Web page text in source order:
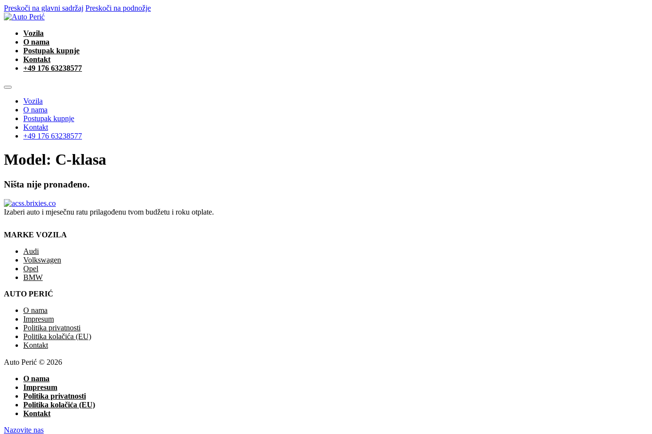
Preskoči na glavni sadržaj Preskoči na podnožje
Vozila
O nama
Postupak kupnje
Kontakt
+49 176 63238577
Vozila
O nama
Postupak kupnje
Kontakt
+49 176 63238577
Model: C-klasa
Ništa nije pronađeno.
Izaberi auto i mjesečnu ratu prilagođenu tvom budžetu i roku otplate.
MARKE VOZILA
Audi
Volkswagen
Opel
BMW
AUTO PERIĆ
O nama
Impresum
Politika privatnosti
Politika kolačića (EU)
Kontakt
Auto Perić © 2026
O nama
Impresum
Politika privatnosti
Politika kolačića (EU)
Kontakt
Nazovite nas